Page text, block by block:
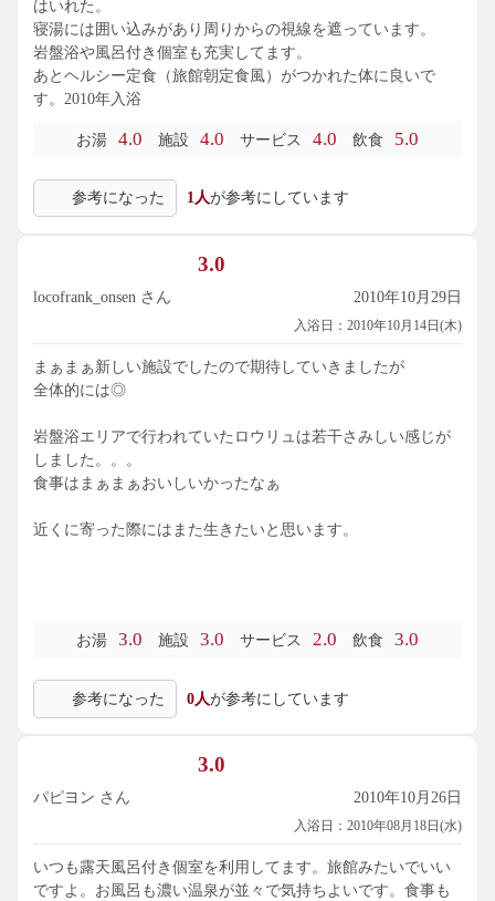
はいれた。
寝湯には囲い込みがあり周りからの視線を遮っています。
岩盤浴や風呂付き個室も充実してます。
あとヘルシー定食（旅館朝定食風）がつかれた体に良いで
す。2010年入浴
お湯 4.0 施設 4.0 サービス 4.0 飲食 5.0
参考になった 1人が参考にしています
3.0
locofrank_onsen さん 2010年10月29日
入浴日：2010年10月14日(木)
まぁまぁ新しい施設でしたので期待していきましたが
全体的には◎
岩盤浴エリアで行われていたロウリュは若干さみしい感じが
しました。。。
食事はまぁまぁおいしいかったなぁ
近くに寄った際にはまた生きたいと思います。
お湯 3.0 施設 3.0 サービス 2.0 飲食 3.0
参考になった 0人が参考にしています
3.0
パピヨン さん 2010年10月26日
入浴日：2010年08月18日(水)
いつも露天風呂付き個室を利用してます。旅館みたいでいい
ですよ。お風呂も濃い温泉が並々で気持ちよいです。食事も